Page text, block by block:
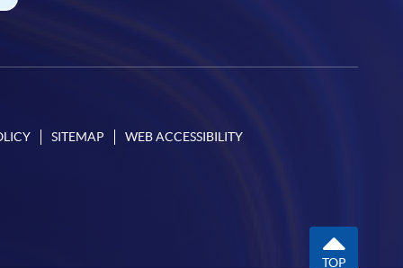
SITEMAP WEB ACCESSIBILITY
TOP